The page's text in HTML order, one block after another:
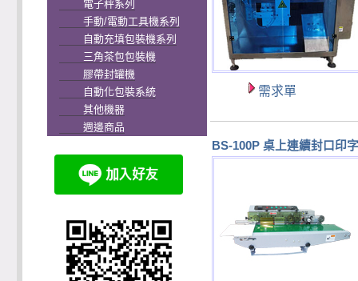
電子秤系列
手動/電動工具機系列
自動充填包裝機系列
三角茶包包裝機
膠帶封罐機
自動化包裝系統
其他機器
週邊商品
需求單
BS-100P 桌上連續封口印